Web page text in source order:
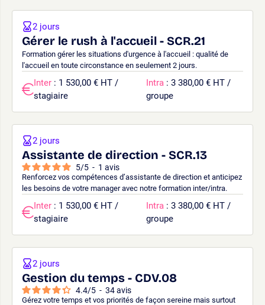
Gérer le rush à l'accueil - SCR.21
Formation gérer les situations d'urgence à l'accueil : qualité de
l'accueil en toute circonstance en seulement 2 jours.
2 jours
Inter : 1 530,00 € HT /
stagiaire
Intra : 3 380,00 € HT /
groupe
Assistante de direction - SCR.13
5/5 - 1 avis
Renforcez vos compétences d’assistante de direction et anticipez
les besoins de votre manager avec notre formation inter/intra.
2 jours
Inter : 1 530,00 € HT /
stagiaire
Intra : 3 380,00 € HT /
groupe
Gestion du temps - CDV.08
4.4/5 - 34avis
Gérez votre temps et vos priorités de façon sereine mais surtout
2 jours